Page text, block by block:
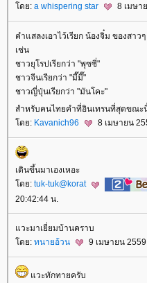
ดย: a whispering star 8 เมษา
คำแสลงเอาไว้เรียก น้องจิ๋ม ของสา
เช่น
ชาวยุโรปเรียกว่า "พุซซี่"
ชาวจีนเรียกว่า "มี๊มี๊"
ชาวญี่ปุ่นเรียกว่า "มันโคะ"
สำหรับคนไทยคำที่อินเทรนที่สุดขณะ
ดย: Kavanich96 8 เมษายน
เดินขึ้นมาเองเหอะ
ดย: tuk-tuk@korat
20:42:44 น.
วะมาเยี่ยมบ้านคราบ
ดย: ทนายอ้วน 9 เมษายน
วะทักทายครับ